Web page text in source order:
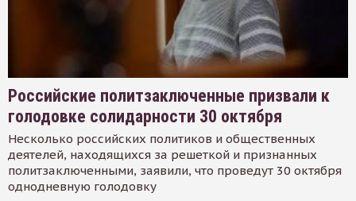
Российские политзаключенные призвали к
голодовке солидарности 30 октября
Несколько российских политиков и общественных
деятелей, находящихся за решеткой и признанных
политзаключенными, заявили, что проведут 30 октября
однодневную голодовку